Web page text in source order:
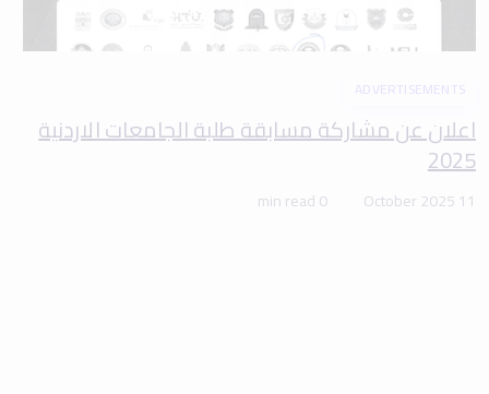
ADVERTISEMENTS
اعلان عن مشاركة مسابقة طلبة الجامعات الاردنية
2025
11 October 2025
0 min read